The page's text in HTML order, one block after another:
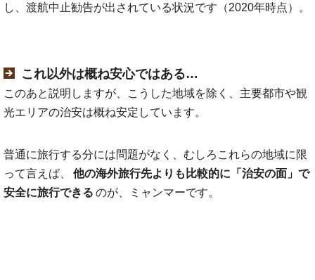
し、渡航中止勧告が出されている状況です（2020年時点）。
これ以外は概ね安心ではある…
このあと説明しますが、こうした地域を除く、主要都市や観
光エリアの治安は概ね安定しています。
普通に旅行する分には問題がなく、むしろこれらの地域に限
って言えば、
他の海外旅行先よりも比較的に「治安の面」で
安全に旅行できる のが、ミャンマーです。